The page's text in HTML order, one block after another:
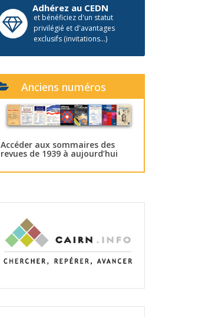
Adhérez au CEDN
et bénéficiez d'un statut
privilégié et d'avantages
exclusifs (invitations...)
Anciens numéros
Accéder aux sommaires des
revues de 1939 à aujourd’hui